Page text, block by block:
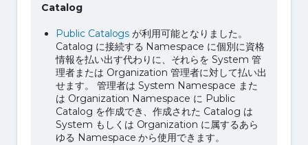
Catalog
Public Catalogs が利用可能となりました。
Catalog に接続する Namespace に個別に資格
情報を払い出す代わりに、それらを System 管
理者または Organization 管理者に対して払い出
せます。 管理者は System Namespace また
は Organization Namespace に Public
Catalog を作成でき、作成された Catalog は
System もしくは Organization に属するあら
ゆる Namespace から使用できます。